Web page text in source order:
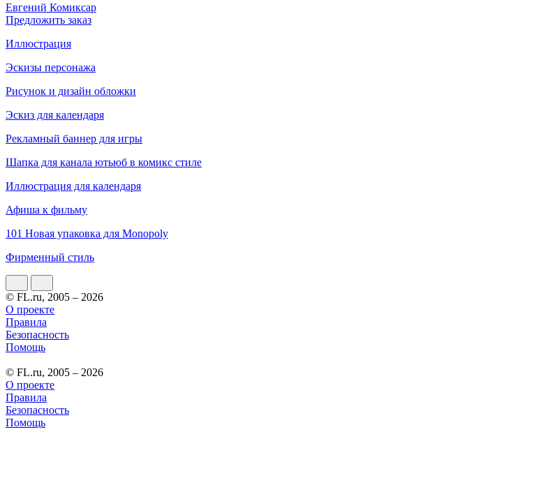
Евгений Комиксар
Предложить заказ
Иллюстрация
Эскизы персонажа
Рисунок и дизайн обложки
Эскиз для календаря
Рекламный баннер для игры
Шапка для канала ютьюб в комикс стиле
Иллюстрация для календаря
Афиша к фильму
101 Новая упаковка для Monopoly
Фирменный стиль
© FL.ru, 2005 – 2026
О проекте
Правила
Безопасность
Помощь
© FL.ru, 2005 – 2026
О проекте
Правила
Безопасность
Помощь